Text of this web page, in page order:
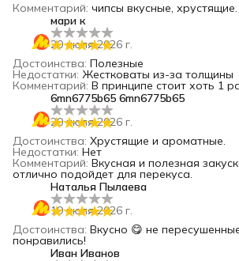
Комментарий: чипсы вкусные,
мари к
20 июля 2026 г.
Достоинства: Полезные
Недостатки: Жестковаты из-за толщины
Комментарий: В принципе стоит хоть 1
6mn6775b65 6mn6775b65
20 июля 2026 г.
Достоинства: Хрустящие и ароматные.
Недостатки: Нет
Комментарий: Вкусная и полезная
отлично подойдет для перекуса.
Наталья Пылаева
19 июля 2026 г.
Достоинства: Вкусно 😋 не
понравились!
Иван Иванов